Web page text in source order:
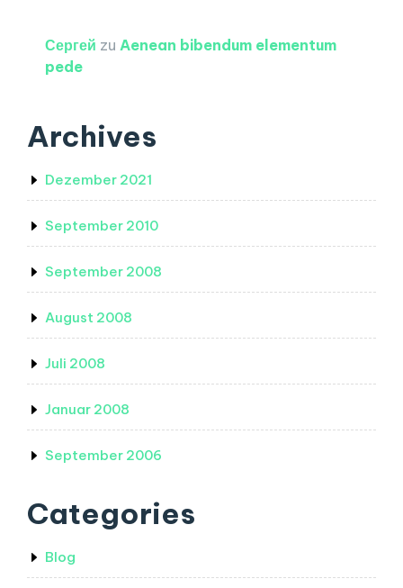
Сергей zu Aenean bibendum elementum
pede
Archives
Dezember 2021
September 2010
September 2008
August 2008
Juli 2008
Januar 2008
September 2006
Categories
Blog